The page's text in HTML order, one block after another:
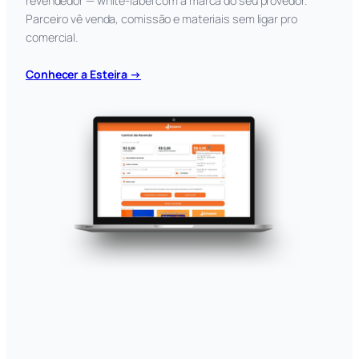
Parceiro vê venda, comissão e materiais sem ligar pro
comercial.
Conhecer a Esteira →